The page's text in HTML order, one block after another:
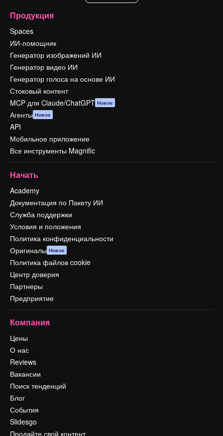
Продукция
Spaces
ИИ-помощник
Генератор изображений ИИ
Генератор видео ИИ
Генератор голоса на основе ИИ
Стоковый контент
MCP для Claude/ChatGPT Новое
Агенты Новое
API
Мобильное приложение
Все инструменты Magnific
Начать
Academy
Документация по Пакету ИИ
Служба поддержки
Условия и положения
Политика конфиденциальности
Оригиналы Новое
Политика файлов cookie
Центр доверия
Партнеры
Предприятие
Компания
Цены
О нас
Reviews
Вакансии
Поиск тенденций
Блог
События
Slidesgo
Продайте свой контент